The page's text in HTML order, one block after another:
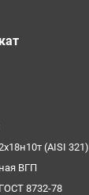
(AISI 321)
ВГП
8732-78